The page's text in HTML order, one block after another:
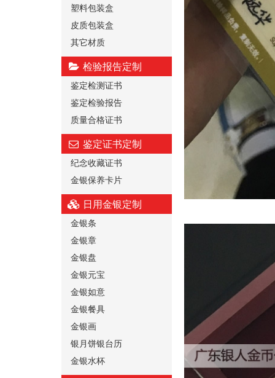
塑料包装盒
皮质包装盒
其它材质
检验报告定制
鉴定检测证书
鉴定检验报告
质量合格证书
鉴定证书定制
纪念收藏证书
金银保养卡片
日用金银定制
金银条
金银章
金银盘
金银元宝
金银如意
金银餐具
金银画
银月饼银台历
金银水杯